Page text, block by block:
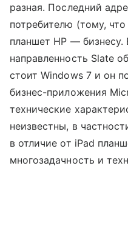
разная. Последний
потребителю (тому,
планшет HP —
направленность Slate
стоит Windows 7 и он
бизнес-приложения
технические
неизвестны, в
в отличие от iPad
многозадачность и